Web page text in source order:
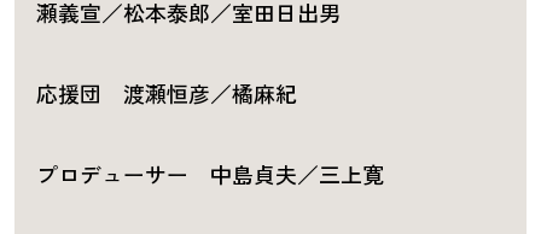
瀬義宣／松本泰郎／室田日出男
応援団 渡瀬恒彦／橘麻紀
プロデューサー 中島貞夫／三上寛